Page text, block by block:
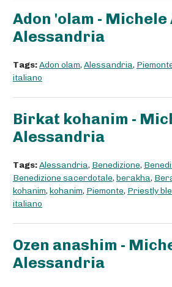
Adon 'olam - Michele
Alessandria
Tags:Adon olam, Alessandria,
italiano
Birkat kohanim -
Alessandria
Tags:Alessandria, Benedizione,
Benedizione sacerdotale, berakha,
kohanim, kohanim, Piemonte, Priestly
italiano
Ozen anashim -
Alessandria